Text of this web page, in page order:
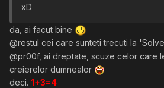
xD
da, ai facut bine
@restul cei care sunteti trecuti la
@pr00f, ai dreptate, scuze celor care
creierelor dumnealor
deci. 1+3=4